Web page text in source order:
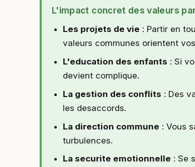
L'impact concret des valeurs
Les projets de vie : Partir en
valeurs communes orientent
L'education des enfants : Si
devient complique.
La gestion des conflits : Des
les desaccords.
La direction commune : Vous
turbulences.
La securite emotionnelle : Se